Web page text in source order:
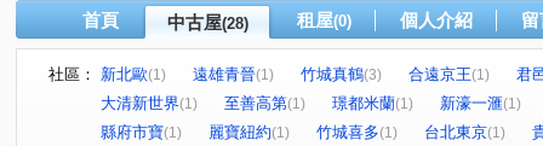
首頁 中古屋(28) 租屋(0) 個人介紹
社區： 新北歐(1) 遠雄青晉(1) 竹城真鶴(3) 合遠京王(1)
君
大清新世界(1) 至善高第(1) 璟都米蘭(1) 新濠一滙(1)
縣府市寶(1) 麗寶紐約(1) 竹城喜多(1) 台北東京(1)